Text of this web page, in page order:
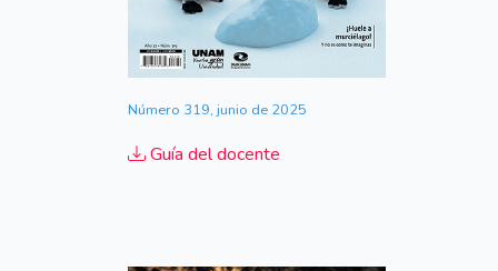
Número 319, junio de 2025
Guía del docente